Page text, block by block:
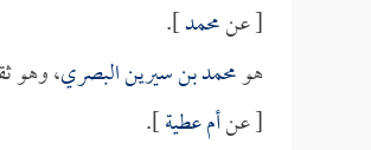
[ عنمحمد].
هومحمد بن سيرين البصري، وهو
[ عنأم عطية].